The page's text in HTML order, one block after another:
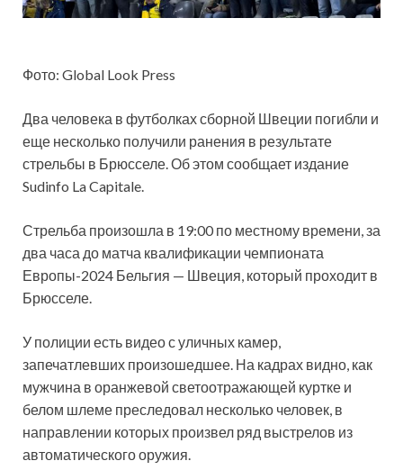
Фото: Global Look Press
Два человека в футболках сборной Швеции погибли и
еще несколько получили ранения в результате
стрельбы в Брюсселе. Об этом сообщает издание
Sudinfo La Capitale.
Стрельба произошла в 19:00 по местному времени, за
два часа до матча квалификации чемпионата
Европы-2024 Бельгия — Швеция, который проходит в
Брюсселе.
У полиции есть видео с уличных камер,
запечатлевших произошедшее. На кадрах видно, как
мужчина в оранжевой светоотражающей куртке и
белом шлеме преследовал несколько человек, в
направлении которых произвел ряд выстрелов из
автоматического оружия.